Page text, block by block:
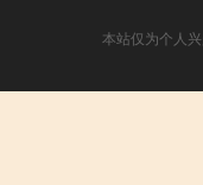
本站仅为个人